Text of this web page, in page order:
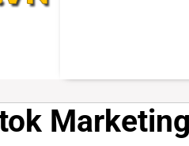
Marketing